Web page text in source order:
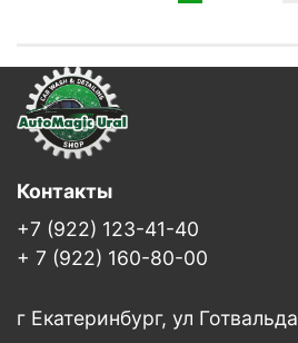
Контакты
+7 (922) 123-41-40
+ 7 (922) 160-80-00
г Екатеринбург, ул